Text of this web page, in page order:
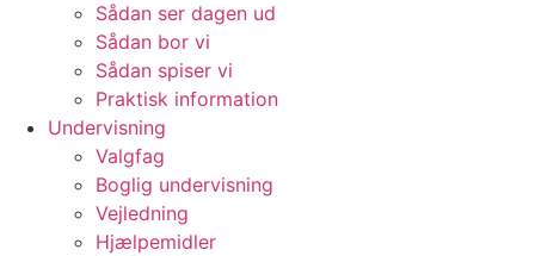
Sådan ser dagen ud
Sådan bor vi
Sådan spiser vi
Praktisk information
Undervisning
Valgfag
Boglig undervisning
Vejledning
Hjælpemidler